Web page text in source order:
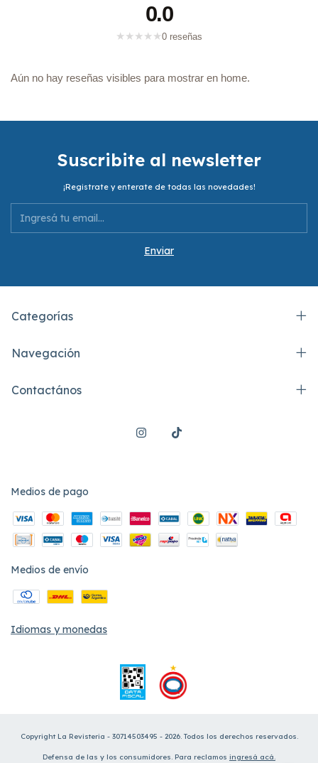
0.0
★ ★ ★ ★ ★0 reseñas
Aún no hay reseñas visibles para mostrar en home.
Suscribite al newsletter
¡Registrate y enterate de todas las novedades!
Categorías
Navegación
Contactános
Medios de pago
Medios de envío
Idiomas y monedas
Copyright La Revisteria - 30714503495 - 2026. Todos los derechos reservados.
Defensa de las y los consumidores. Para reclamos ingresá acá.